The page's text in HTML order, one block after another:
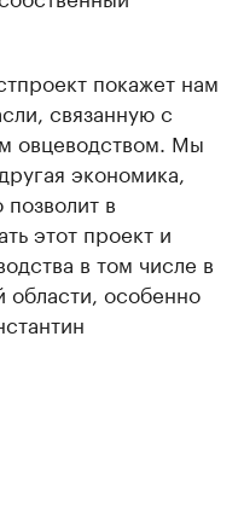
покажет нам
связанную с
овцеводством. Мы
экономика,
позволит в
этот проект и
в том числе в
области, особенно